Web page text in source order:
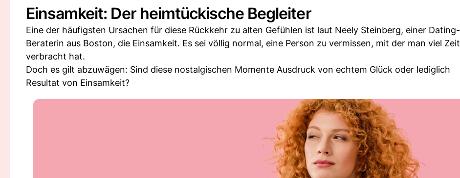
Einsamkeit: Der heimtückische Begleiter
Eine der häufigsten Ursachen für diese Rückkehr zu alten Gefühlen ist laut Neely Steinberg, einer Dating-
Beraterin aus Boston, die Einsamkeit. Es sei völlig normal, eine Person zu vermissen, mit der man viel Zeit
verbracht hat.
Doch es gilt abzuwägen: Sind diese nostalgischen Momente Ausdruck von echtem Glück oder lediglich
Resultat von Einsamkeit?